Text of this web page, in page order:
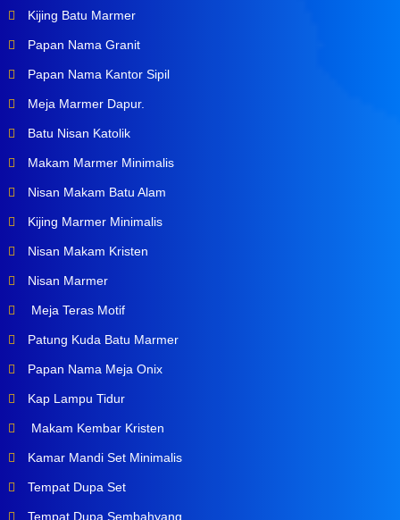
Kijing Batu Marmer
Papan Nama Granit
Papan Nama Kantor Sipil
Meja Marmer Dapur.
Batu Nisan Katolik
Makam Marmer Minimalis
Nisan Makam Batu Alam
Kijing Marmer Minimalis
Nisan Makam Kristen
Nisan Marmer
Meja Teras Motif
Patung Kuda Batu Marmer
Papan Nama Meja Onix
Kap Lampu Tidur
Makam Kembar Kristen
Kamar Mandi Set Minimalis
Tempat Dupa Set
Tempat Dupa Sembahyang